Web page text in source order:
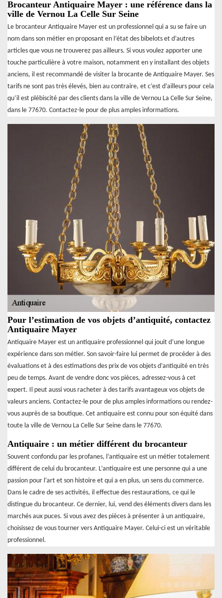
Brocanteur Antiquaire Mayer : une référence dans la
ville de Vernou La Celle Sur Seine
Le brocanteur Antiquaire Mayer est un professionnel qui a su se faire un
nom dans son métier en proposant en l’état des bibelots et d’autres
articles que vous ne trouverez pas ailleurs. Si vous voulez apporter une
touche particulière à votre maison, notamment en y installant des objets
anciens, il est recommandé de visiter la brocante de Antiquaire Mayer. Ses
tarifs ne sont pas très élevés, bien au contraire, et c’est d’ailleurs pour cela
qu’il est plébiscité par des clients dans la ville de Vernou La Celle Sur Seine,
dans le 77670. Contactez-le pour de plus amples informations.
Pour l’estimation de vos objets d’antiquité, contactez
Antiquaire Mayer
Antiquaire Mayer est un antiquaire professionnel qui jouit d’une longue
expérience dans son métier. Son savoir-faire lui permet de procéder à des
évaluations et à des estimations des prix de vos objets d’antiquité en très
peu de temps. Avant de vendre donc vos pièces, adressez-vous à cet
expert. Il peut aussi vous racheter à des tarifs avantageux vos objets de
valeurs anciens. Contactez-le pour de plus amples informations ou rendez-
vous auprès de sa boutique. Cet antiquaire est connu pour son équité dans
toute la ville de Vernou La Celle Sur Seine dans le 77670.
Antiquaire : un métier différent du brocanteur
Souvent confondu par les profanes, l’antiquaire est un métier totalement
différent de celui du brocanteur. L’antiquaire est une personne qui a une
passion pour l’art et son histoire et qui a en plus, un sens du commerce.
Dans le cadre de ses activités, il effectue des restaurations, ce qui le
distingue du brocanteur. Ce dernier, lui, vend des éléments divers dans les
marchés aux puces. Si vous avez des pièces à présenter à un antiquaire,
choisissez de vous tourner vers Antiquaire Mayer. Celui-ci est un véritable
professionnel.